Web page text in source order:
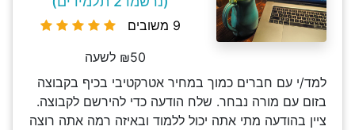
9 משובים
₪50 לשעה
למד/י עם חברים כמוך במחיר אטרקטיבי בכיף בקבוצה
בזום עם מורה נבחר. שלח הודעה כדי להירשם לקבוצה.
ציין בהודעה מתי אתה יכול ללמוד ובאיזה רמה אתה רוצה